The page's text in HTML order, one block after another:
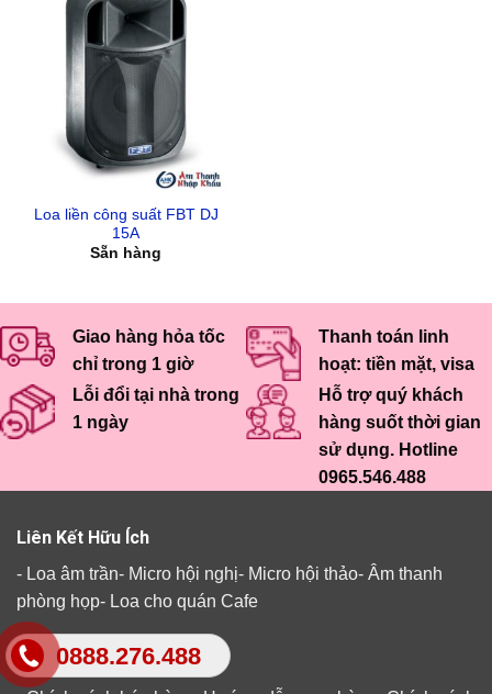
0888.276.488
Loa liền công suất FBT DJ
15A
Sẵn hàng
Giao hàng hỏa tốc
chỉ trong 1 giờ
Thanh toán linh
hoạt: tiền mặt, visa
Lỗi đổi tại nhà trong
1 ngày
Hỗ trợ quý khách
hàng suốt thời gian
sử dụng. Hotline
0965.546.488
Liên Kết Hữu Ích
- Loa âm trần- Micro hội nghị- Micro hội thảo- Âm thanh
phòng họp- Loa cho quán Cafe
Chính Sách Bán Hàng